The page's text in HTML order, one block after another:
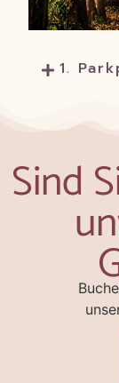
1.
Sind